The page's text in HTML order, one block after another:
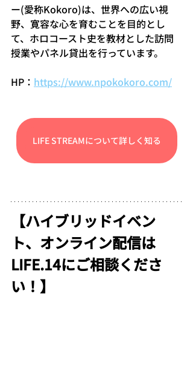
ー(愛称Kokoro)は、世界への広い視
野、寛容な心を育むことを目的とし
て、ホロコースト史を教材とした訪問
授業やパネル貸出を行っています。
HP： https://www.npokokoro.com/
LIFE STREAMについて詳しく知る
【ハイブリッドイベン
ト、オンライン配信は
LIFE.14にご相談くださ
い！】